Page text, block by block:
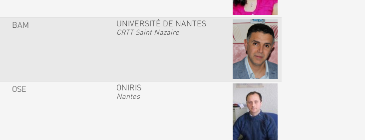
BAM UNIVERSITÉ DE NANTES
CRTT Saint Nazaire
OSE ONIRIS
Nantes